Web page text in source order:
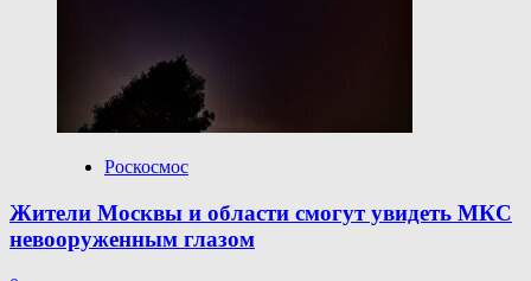
Роскосмос
Жители Москвы и области смогут увидеть МКС
невооруженным глазом